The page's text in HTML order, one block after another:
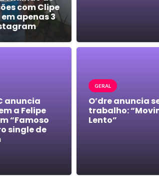
com Clipe
apenas 3
anuncia
a Felipe
“Famoso
single de
GERAL
O’dre anuncia
trabalho:
Lento”